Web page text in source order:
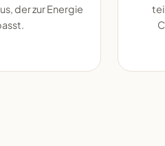
der zur Energie